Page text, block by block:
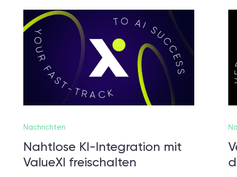
Nachrichten
Nahtlose KI-Integration mit
ValueXI freischalten
nicht sicher, was Sie
Discovery-Session klären wir Ihre Anforderungen,
Ziele und legen das Fundament für ein
Projektsetup.
DISCOVERY-SESSION STARTEN